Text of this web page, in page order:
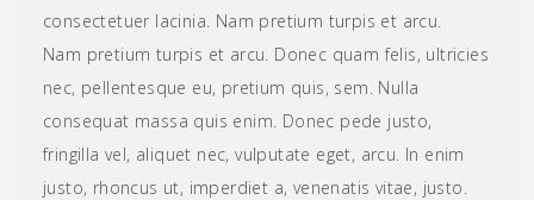
consectetuer lacinia. Nam pretium turpis et arcu.
Nam pretium turpis et arcu. Donec quam felis, ultricies
nec, pellentesque eu, pretium quis, sem. Nulla
consequat massa quis enim. Donec pede justo,
fringilla vel, aliquet nec, vulputate eget, arcu. In enim
justo, rhoncus ut, imperdiet a, venenatis vitae, justo.